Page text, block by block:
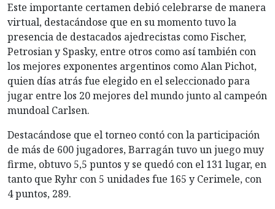
Este importante certamen debió celebrarse de manera
virtual, destacándose que en su momento tuvo la
presencia de destacados ajedrecistas como Fischer,
Petrosian y Spasky, entre otros como así también con
los mejores exponentes argentinos como Alan Pichot,
quien días atrás fue elegido en el seleccionado para
jugar entre los 20 mejores del mundo junto al campeón
mundoal Carlsen.
Destacándose que el torneo contó con la participación
de más de 600 jugadores, Barragán tuvo un juego muy
firme, obtuvo 5,5 puntos y se quedó con el 131 lugar, en
tanto que Ryhr con 5 unidades fue 165 y Cerimele, con
4 puntos, 289.